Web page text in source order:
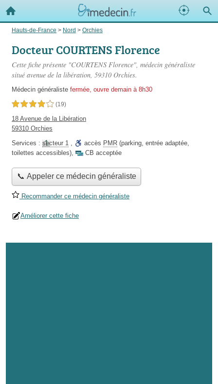
Hauts-de-France > Nord > Orchies
Docteur COURTENS Florence
Cette fiche présente "COURTENS Florence", médecin généraliste
situé avenue de la libération, 59310 Orchies.
Médecin généraliste fermée, ouvre demain à 8h30
4,0 étoiles sur 5 (19)
18 Avenue de la Libération
59310 Orchies
Services : secteur 1 , accès PMR (parking, entrée adaptée,
toilettes accessibles), CB acceptée
📞 Appeler ce médecin généraliste
Recommander ce médecin généraliste
Améliorer cette fiche